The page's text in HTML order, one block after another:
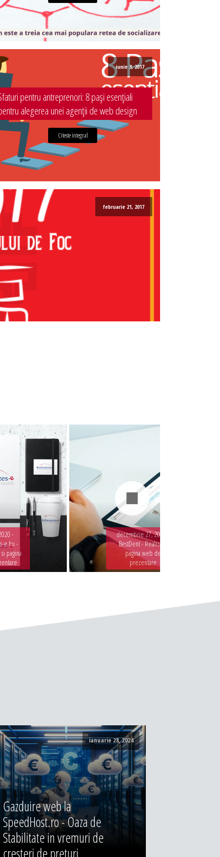
iunie 3, 2017
pentru antreprenori: 8 pași esențiali
alegerea unei agenții de web design
Citeste integral
februarie 21, 2017
-
e.hu -
pagina
decembrie 27, 2019 -
BestDent - Realizare
pagina web de
prezentare
ianuarie 28, 2024
Gazduire web la
SpeedHost.ro - Oaza de
Stabilitate in vremuri de